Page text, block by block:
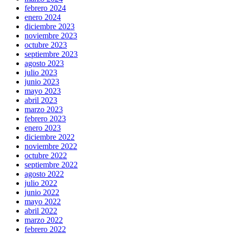
febrero 2024
enero 2024
diciembre 2023
noviembre 2023
octubre 2023
septiembre 2023
agosto 2023
julio 2023
junio 2023
mayo 2023
abril 2023
marzo 2023
febrero 2023
enero 2023
diciembre 2022
noviembre 2022
octubre 2022
septiembre 2022
agosto 2022
julio 2022
junio 2022
mayo 2022
abril 2022
marzo 2022
febrero 2022